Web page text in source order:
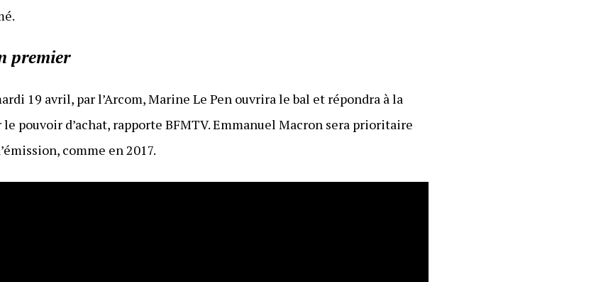
premier
19 avril, par l’Arcom, Marine Le Pen ouvrira le bal et répondra à la
pouvoir d’achat, rapporte BFMTV. Emmanuel Macron sera prioritaire
comme en 2017.